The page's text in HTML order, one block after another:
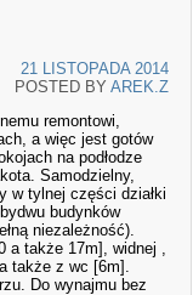
21 LISTOPADA 2014
POSTED BY AREK.Z
remontowi,
a więc jest gotów
na podłodze
Samodzielny,
w tylnej części działki
budynków
niezależność).
a także 17m], widnej ,
także z wc [6m].
Do wynajmu bez